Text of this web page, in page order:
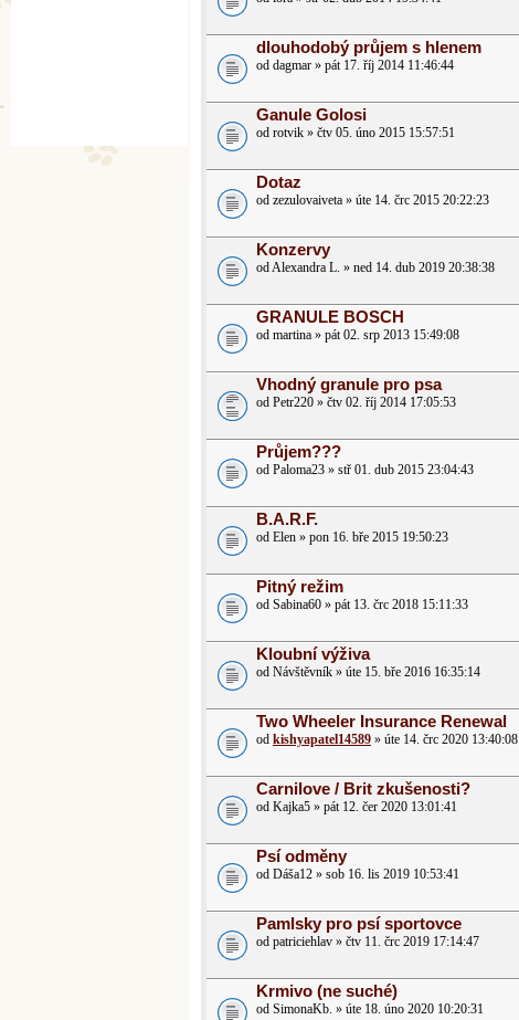
dlouhodobý průjem s hlenem
od dagmar » pát 17. říj 2014 11:46:44
Ganule Golosi
od rotvik » čtv 05. úno 2015 15:57:51
Dotaz
od zezulovaiveta » úte 14. črc 2015 20:22:23
Konzervy
od Alexandra L. » ned 14. dub 2019 20:38:38
GRANULE BOSCH
od martina » pát 02. srp 2013 15:49:08
Vhodný granule pro psa
od Petr220 » čtv 02. říj 2014 17:05:53
Průjem???
od Paloma23 » stř 01. dub 2015 23:04:43
B.A.R.F.
od Elen » pon 16. bře 2015 19:50:23
Pitný režim
od Sabina60 » pát 13. črc 2018 15:11:33
Kloubní výživa
od Návštěvník » úte 15. bře 2016 16:35:14
Two Wheeler Insurance Renewal
od kishyapatel14589 » úte 14. črc 2020 13:40:08
Carnilove / Brit zkušenosti?
od Kajka5 » pát 12. čer 2020 13:01:41
Psí odměny
od Dáša12 » sob 16. lis 2019 10:53:41
Pamlsky pro psí sportovce
od patriciehlav » čtv 11. črc 2019 17:14:47
Krmivo (ne suché)
od SimonaKb. » úte 18. úno 2020 10:20:31